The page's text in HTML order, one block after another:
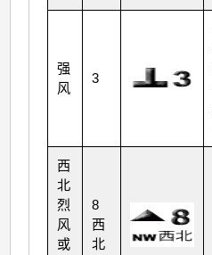
强
风
3
西
北
烈
风
或
8
西
北